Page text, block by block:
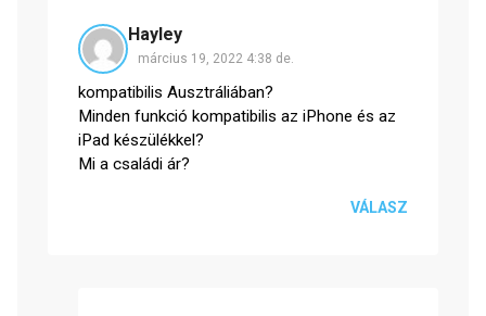
Hayley
március 19, 2022 4:38 de.
kompatibilis Ausztráliában?
Minden funkció kompatibilis az iPhone és az
iPad készülékkel?
Mi a családi ár?
VÁLASZ